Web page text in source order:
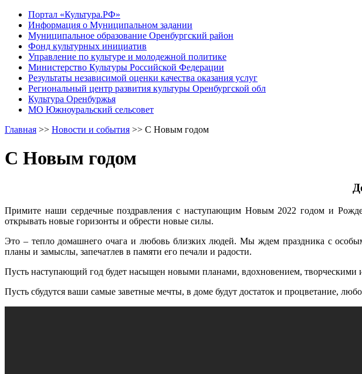
Портал «Культура.РФ»
Информация о Муниципальном задании
Муниципальное образование Оренбургский район
Фонд культурных инициатив
Управление по культуре и молодежной политике
Министерство Культуры Российской Федерации
Результаты независимой оценки качества оказания услуг
Региональный центр развития культуры Оренбургской обл
Культура Оренбуржья
МО Южноуральский сельсовет
Главная >> Новости и события >> С Новым годом
С Новым годом
Примите наши сердечные поздравления с наступающим Новым 2022 годом и
открывать новые горизонты и обрести новые силы.
Это – тепло домашнего очага и любовь близких людей. Мы ждем праздника с
планы и замыслы, запечатлев в памяти его печали и радости.
Пусть наступающий год будет насыщен новыми планами, вдохновением,
Пусть сбудутся ваши самые заветные мечты, в доме будут достаток и процветание,